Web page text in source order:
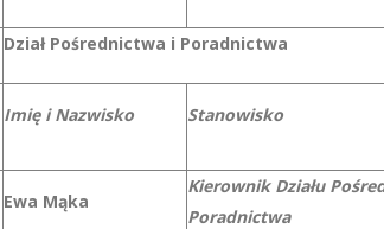
Dział Pośrednictwa i Poradnictwa
Imię i Nazwisko Stanowisko
Ewa Mąka
Kierownik Działu
Poradnictwa